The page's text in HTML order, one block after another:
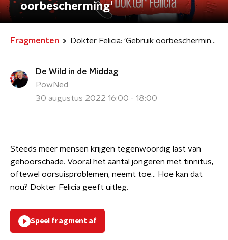
oorbescherming'
Fragmenten Dokter Felicia: 'Gebruik oorbescherming'
De Wild in de Middag
PowNed
30 augustus 2022 16:00 - 18:00
Steeds meer mensen krijgen tegenwoordig last van
gehoorschade. Vooral het aantal jongeren met tinnitus,
oftewel oorsuisproblemen, neemt toe… Hoe kan dat
nou? Dokter Felicia geeft uitleg.
Speel fragment af